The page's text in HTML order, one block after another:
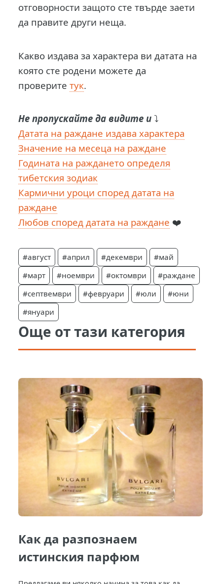
отговорности защото сте твърде заети
да правите други неща.
Какво издава за характера ви датата на
която сте родени можете да
проверитетук.
Не пропускайте да видите и ⤵️
Датата на раждане издава характера
Значение на месеца на раждане
Годината на раждането определя
тибетския зодиак
Кармични уроци според датата на
раждане
Любов според датата на раждане ❤️
#август #април #декември
#май
#март
#ноември #октомври
#раждане
#септвември
#февруари #юли
#юни
#януари
Още от тази категория
Как да разпознаем
истинския парфюм